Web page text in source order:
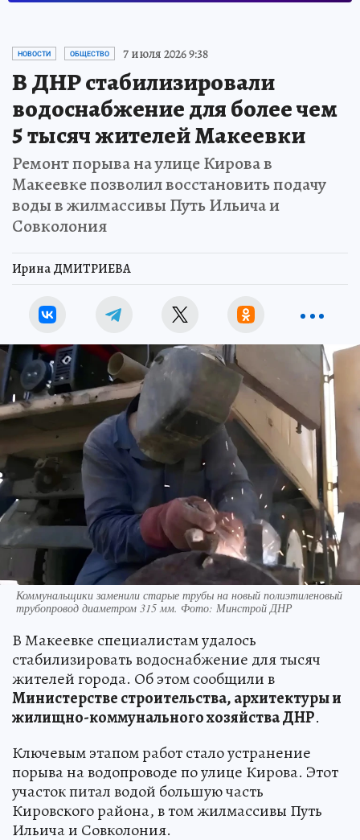
НОВОСТИ ОБЩЕСТВО 7 июля 2026 9:38
В ДНР стабилизировали
водоснабжение для более чем
5 тысяч жителей Макеевки
Ремонт порыва на улице Кирова в
Макеевке позволил восстановить подачу
воды в жилмассивы Путь Ильича и
Совколония
Ирина ДМИТРИЕВА
Коммунальщики заменили старые трубы на новый полиэтиленовый
трубопровод диаметром 315 мм. Фото: Минстрой ДНР
В Макеевке специалистам удалось
стабилизировать водоснабжение для тысяч
жителей города. Об этом сообщили в
Министерстве строительства, архитектуры и
жилищно-коммунального хозяйства ДНР.
Ключевым этапом работ стало устранение
порыва на водопроводе по улице Кирова. Этот
участок питал водой большую часть
Кировского района, в том жилмассивы Путь
Ильича и Совколония.